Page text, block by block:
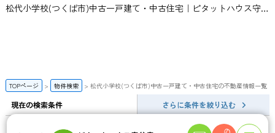
松代小学校(つくば市)中古一戸建て・中古住宅｜ピタットハウス守谷店 | スカイ・エステート
TOPページ 物件検索 松代小学校(つくば市)中古一戸建て・中古住宅の不動産情報一覧
現在の検索条件 さらに条件を絞り込む
松代小学校(つくば市)中古一戸建て・中古住宅の検索結果一覧